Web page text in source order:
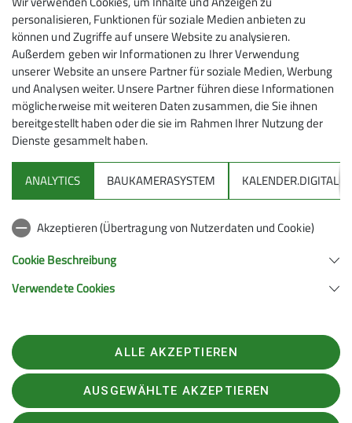
Kletterbetreuer*in Jugend
Betreuer*in Kletterhalle
Aybühlweg 69
87439 Kempten
Jugendleistungsgruppe Klettern (JLK)
Wir sind eine Gruppe bestehend aus bis
zu 12 jungen, motivierten Kletterern im
Alter zwischen 11 und 19 Jahren und drei
Trainern. Durch ein regelmäßiges und
zielgerichtetes Training wollen wir unser
Kletterkönnen steigern. Wir haben Spaß
am (schwer) klettern gehen auch gerne
raus an den Fels. Dazu wird ein- bis
zweimal die Woche im Kletterzentrum in
Friedrichshafen trainiert.
DAV Infos zu Bergsport allgemein
Deutscher Alpenverein (DAV) Friedrichshafen e.V.
Telefon +49754122361
personalisieren, Funktionen für soziale Medien anbieten zu
können und Zugriffe auf unsere Website zu analysieren.
Außerdem geben wir Informationen zu Ihrer Verwendung
unserer Website an unsere Partner für soziale Medien, Werbung
und Analysen weiter. Unsere Partner führen diese Informationen
möglicherweise mit weiteren Daten zusammen, die Sie ihnen
bereitgestellt haben oder die sie im Rahmen Ihrer Nutzung der
Dienste gesammelt haben.
ANALYTICS BAUKAMERASYSTEM KALENDER.DIGITAL
Akzeptieren (Übertragung von Nutzerdaten und Cookie)
Cookie Beschreibung
Verwendete Cookies
ALLE AKZEPTIEREN
AUSGEWÄHLTE AKZEPTIEREN